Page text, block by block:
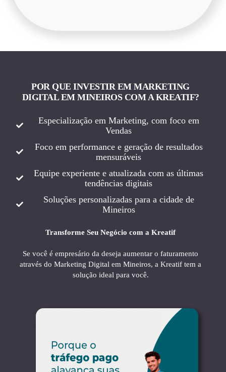
POR QUE INVESTIR EM MARKETING
DIGITAL EM MINEIROS COM A KREATIF?
Especialização em Marketing, com foco em
Vendas
Foco em performance e geração de resultados
mensuráveis
Equipe experiente e atualizada com as últimas
tendências digitais
Soluções personalizadas para a cidade de
Mineiros
Transforme Seu Negócio com a Kreatif
Se você é empresário da deseja aumentar o faturamento
através do Marketing Digital em Mineiros, a Kreatif tem a
solução ideal para você.